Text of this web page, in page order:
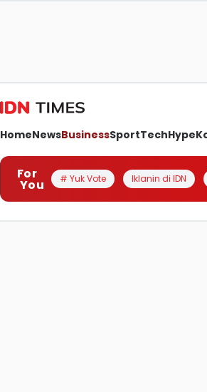
HomeNewsBusinessSportTechHype
For
You # Yuk Vote Iklanin di IDN